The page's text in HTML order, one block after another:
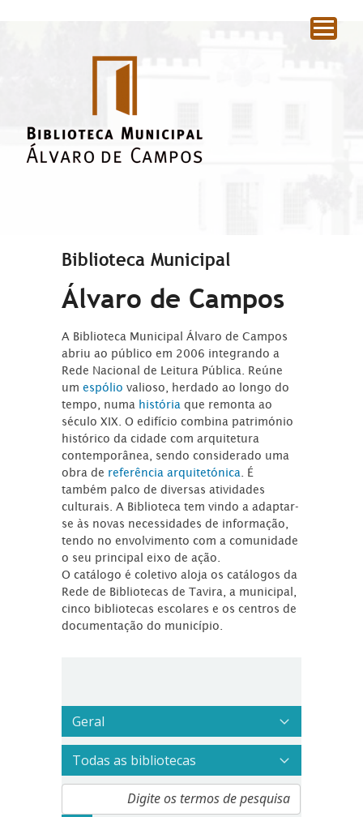
Biblioteca Municipal
Álvaro de Campos
A Biblioteca Municipal Álvaro de Campos
abriu ao público em 2006 integrando a
Rede Nacional de Leitura Pública. Reúne
umespóliovalioso, herdado ao longo do
tempo, numa história que remonta ao
século XIX. O edifício combina património
histórico da cidade com arquitetura
contemporânea, sendo considerado uma
obra de referência arquitetónica . É
também palco de diversas atividades
culturais. A Biblioteca tem vindo a adaptar-
se às novas necessidades de informação,
tendo no envolvimento com a comunidade
o seu principal eixo de ação.
O catálogo é coletivo aloja os catálogos da
Rede de Bibliotecas de Tavira, a municipal,
cinco bibliotecas escolares e os centros de
documentação do município.